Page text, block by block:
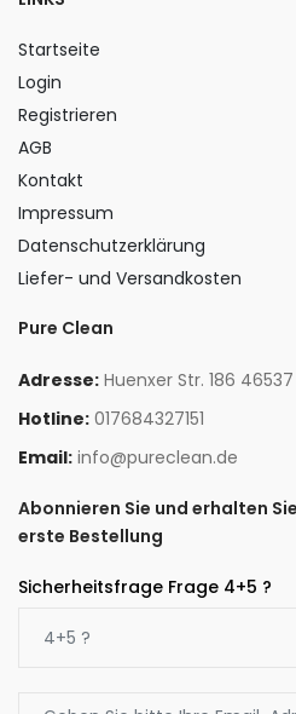
Startseite
Login
Registrieren
AGB
Kontakt
Impressum
Datenschutzerklärung
Liefer- und Versandkosten
Pure Clean
Adresse: Huenxer Str. 186
Hotline: 017684327151
Email: info@pureclean.de
Abonnieren Sie und erhalten
erste Bestellung
Sicherheitsfrage Frage 4+5 ?